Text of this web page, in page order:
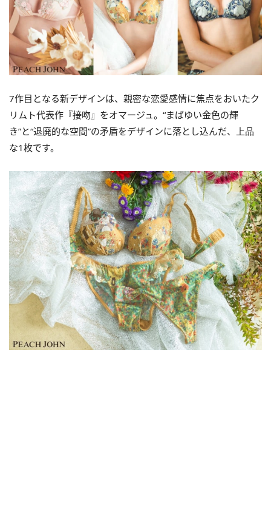
7作目となる新デザインは、親密な恋愛感情に焦点をおいたク
リムト代表作『接吻』をオマージュ。“まばゆい金色の輝
き”と“退廃的な空間”の矛盾をデザインに落とし込んだ、上品
な1枚です。